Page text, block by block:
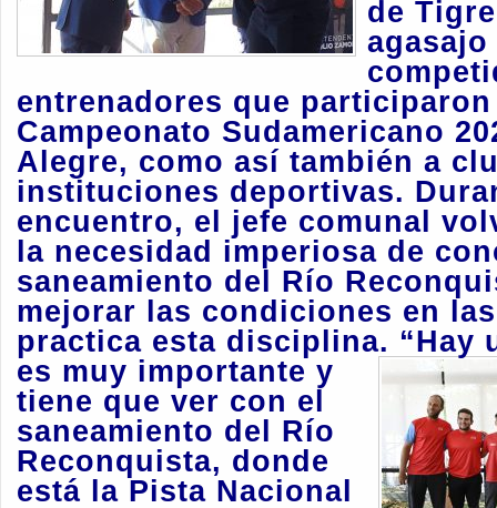
de
agasajo
entrenadores que
Campeonato Sudamericano
Alegre, como así también a
instituciones deportivas.
encuentro, el jefe comunal
la necesidad imperiosa de
saneamiento del Río
mejorar las condiciones en
practica esta disciplina. “Hay
es muy importante y
tiene que ver con el
saneamiento del Río
Reconquista, donde
está la Pista Nacional